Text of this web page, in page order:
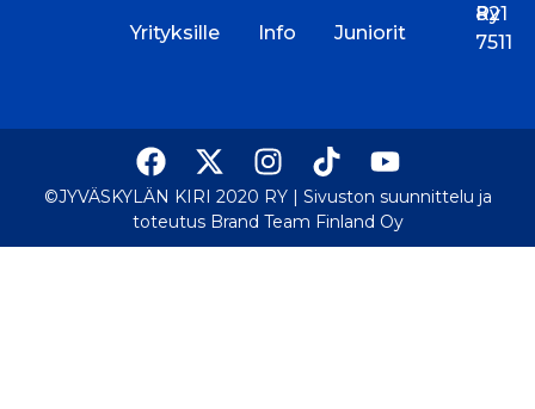
Yrityksille Info Juniorit
Ry
821
7511
©JYVÄSKYLÄN KIRI 2020 RY | Sivuston suunnittelu ja
toteutus Brand Team Finland Oy